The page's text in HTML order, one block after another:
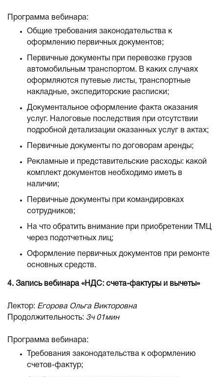
Программа вебинара:
Общие требования законодательства к
оформлению первичных документов;
Первичные документы при перевозке грузов
автомобильным транспортом. В каких случаях
оформляются путевые листы, транспортные
накладные, экспедиторские расписки;
Документальное оформление факта оказания
услуг. Налоговые последствия при отсутствии
подробной детализации оказанных услуг в актах;
Первичные документы по договорам аренды;
Рекламные и представительские расходы: какой
комплект документов необходимо иметь в
наличии;
Первичные документы при командировках
сотрудников;
На что обратить внимание при приобретении ТМЦ
через подотчетных лиц;
Оформление первичных документов при ремонте
основных средств.
4. Запись вебинара «НДС: счета-фактуры и вычеты »
Лектор: Егорова Ольга Викторовна
Продолжительность: 3ч 01мин
Программа вебинара:
Требования законодательства к оформлению
счетов-фактур;